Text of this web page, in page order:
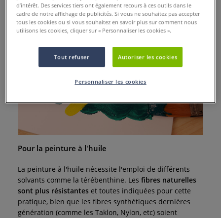
Pour la peinture à l'huile
La peinture à l'huile nécessite l'emploi de différents
solvants comme la térébenthine. Les fibres naturelles
sont plus résistantes et toutes indiquées pour cette
pratique, bien que les fibres synthétiques dernières
génération (comme les Taklon, Nylon, etc) soient
d’intérêt. Des services tiers ont également recours à ces outils dans le
cadre de notre affichage de publicités. Si vous ne souhaitez pas accepter
tous les cookies ou si vous souhaitez en savoir plus sur comment nous
utilisons les cookies, cliquer sur « Personnaliser les cookies ».
Tout refuser Autoriser les cookies
Personnaliser les cookies